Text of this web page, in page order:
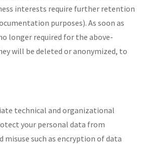
interests require further retention
purposes). As soon as
longer required for the above-
will be deleted or anonymized, to
technical and organizational
your personal data from
misuse such as encryption of data